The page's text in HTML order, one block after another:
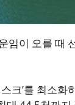
임이 오를 때
크’를 최소